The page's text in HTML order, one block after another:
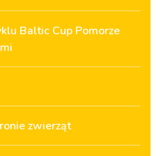
Baltic Cup Pomorze
zwierząt